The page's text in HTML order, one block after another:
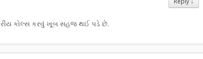
કોલ્સ કરવું ખૂબ સહજ થઈ પડે છે.